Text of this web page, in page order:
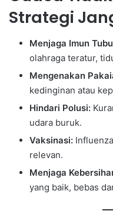
Strategi
Menjaga Imun
olahraga teratur,
Mengenakan
kedinginan atau
Hindari Polusi:
udara buruk.
Vaksinasi:
relevan.
Menjaga
yang baik, bebas